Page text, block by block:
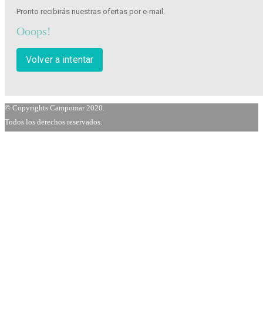
Pronto recibirás nuestras ofertas por e-mail.
Ooops!
Volver a intentar
© Copyrights Campomar 2020.
Todos los derechos reservados.